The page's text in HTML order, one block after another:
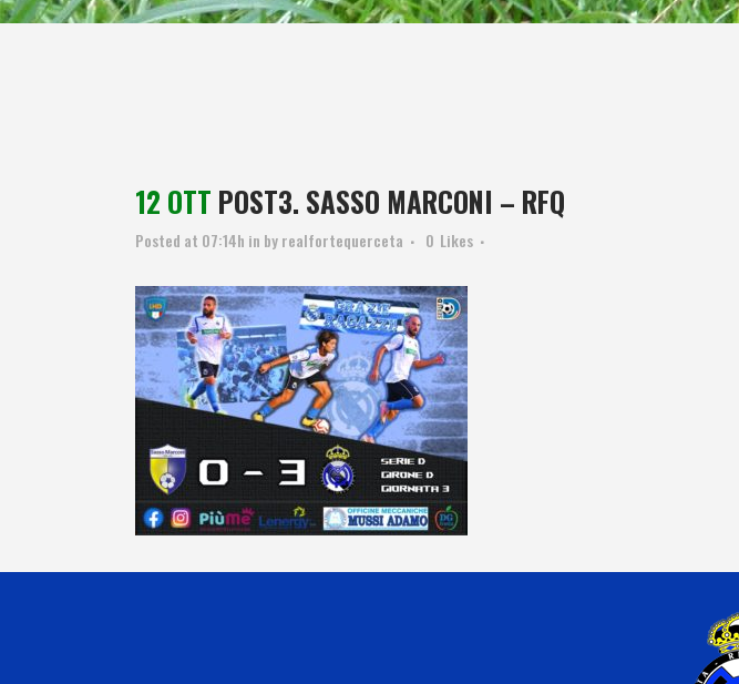
12 OTT POST3. SASSO MARCONI – RFQ
Posted at 07:14h in byrealfortequerceta 0 Likes